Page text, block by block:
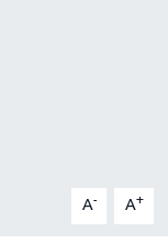
A- A+